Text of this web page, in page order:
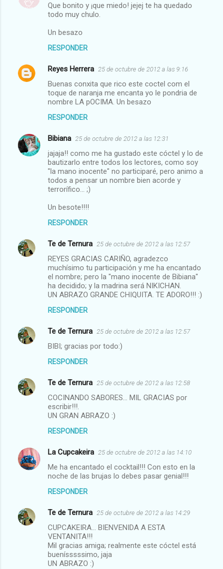
Que bonito y ¡que miedo! jejej te ha quedado
todo muy chulo.
Un besazo
RESPONDER
Reyes Herrera 25 de octubre de 2012 a las 9:16
Buenas conxita que rico este coctel com el
toque de naranja me encanta yo le pondria de
nombre LA pOCIMA. Un besazo
RESPONDER
Bibiana 25 de octubre de 2012 a las 12:31
jajaja!! como me ha gustado este cóctel y lo de
bautizarlo entre todos los lectores, como soy
"la mano inocente" no participaré, pero animo a
todos a pensar un nombre bien acorde y
terrorífico... ;)
Un besote!!!!
RESPONDER
Te de Ternura 25 de octubre de 2012 a las 12:57
REYES GRACIAS CARIÑO, agradezco
muchísimo tu participación y me ha encantado
el nombre; pero la "mano inocente de Bibiana"
ha decidido; y la madrina será NIKICHAN.
UN ABRAZO GRANDE CHIQUITA. TE ADORO!!! :)
RESPONDER
Te de Ternura 25 de octubre de 2012 a las 12:57
BIBI; gracias por todo:)
RESPONDER
Te de Ternura 25 de octubre de 2012 a las 12:58
COCINANDO SABORES... MIL GRACIAS por
escribir!!!.
UN GRAN ABRAZO :)
RESPONDER
La Cupcakeira 25 de octubre de 2012 a las 14:10
Me ha encantado el cocktail!!! Con esto en la
noche de las brujas lo debes pasar genial!!!
RESPONDER
Te de Ternura 25 de octubre de 2012 a las 14:29
CUPCAKEIRA... BIENVENIDA A ESTA
VENTANITA!!!
Mil gracias amiga; realmente este cóctel está
buenísssssimo, jaja
UN ABRAZO :)